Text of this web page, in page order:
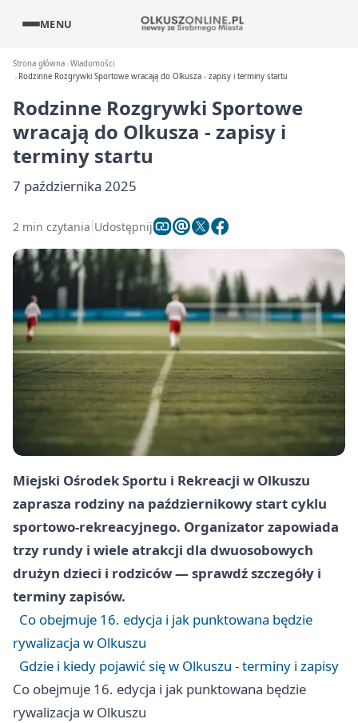
MENU
Strona główna Wiadomości
Rodzinne Rozgrywki Sportowe wracają do Olkusza - zapisy i terminy startu
Rodzinne Rozgrywki Sportowe
wracają do Olkusza - zapisy i
terminy startu
7 października 2025
2 min czytania Udostępnij
Miejski Ośrodek Sportu i Rekreacji w Olkuszu
zaprasza rodziny na październikowy start cyklu
sportowo-rekreacyjnego. Organizator zapowiada
trzy rundy i wiele atrakcji dla dwuosobowych
drużyn dzieci i rodziców — sprawdź szczegóły i
terminy zapisów.
Co obejmuje 16. edycja i jak punktowana będzie
rywalizacja w Olkuszu
Gdzie i kiedy pojawić się w Olkuszu - terminy i zapisy
Co obejmuje 16. edycja i jak punktowana będzie
rywalizacja w Olkuszu